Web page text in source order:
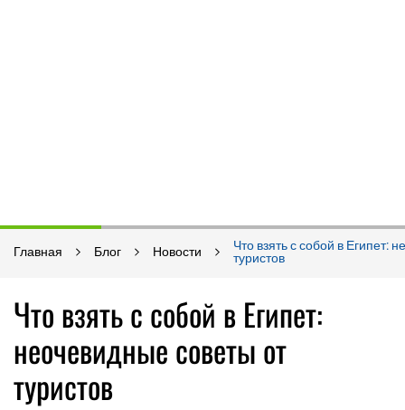
Главная Блог Новости
Что взять с собой в Египет:
туристов
Что взять с собой в Египет:
неочевидные советы от
туристов